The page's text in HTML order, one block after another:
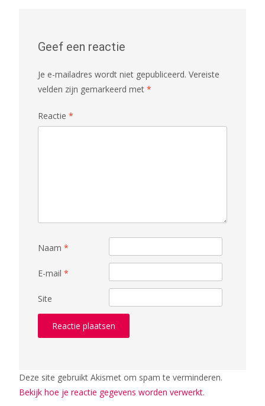
Geef een reactie
Je e-mailadres wordt niet gepubliceerd. Vereiste
velden zijn gemarkeerd met *
Reactie *
Naam *
E-mail *
Site
Deze site gebruikt Akismet om spam te verminderen.
Bekijk hoe je reactie gegevens worden verwerkt.